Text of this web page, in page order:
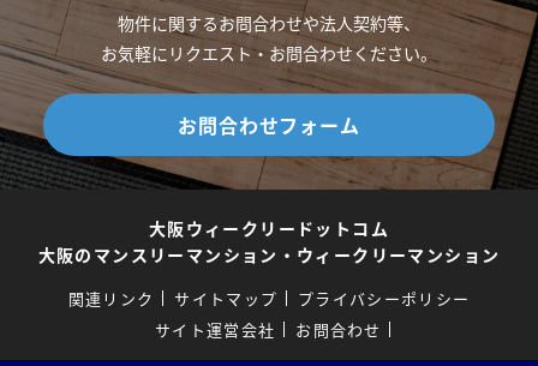
物件に関するお問合わせや法人契約等、
お気軽にリクエスト・お問合わせください。
お問合わせフォーム
大阪ウィークリードットコム
大阪のマンスリーマンション・ウィークリーマンション
関連リンク サイトマップ
プライバシーポリシー
サイト運営会社
お問合わせ